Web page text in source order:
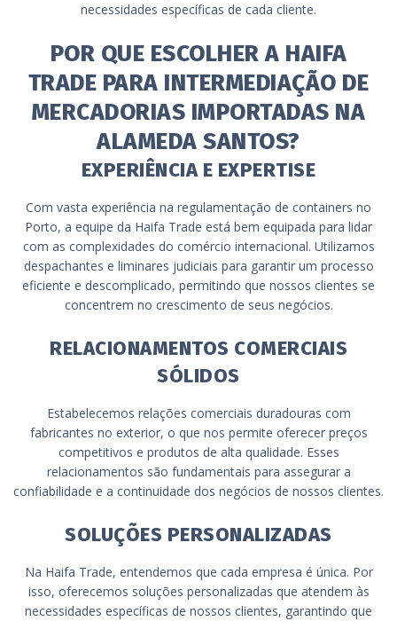
necessidades específicas de cada cliente.
POR QUE ESCOLHER A HAIFA
TRADE PARA INTERMEDIAÇÃO DE
MERCADORIAS IMPORTADAS NA
ALAMEDA SANTOS?
EXPERIÊNCIA E EXPERTISE
Com vasta experiência na regulamentação de containers no
Porto, a equipe da Haifa Trade está bem equipada para lidar
com as complexidades do comércio internacional. Utilizamos
despachantes e liminares judiciais para garantir um processo
eficiente e descomplicado, permitindo que nossos clientes se
concentrem no crescimento de seus negócios.
RELACIONAMENTOS COMERCIAIS
SÓLIDOS
Estabelecemos relações comerciais duradouras com
fabricantes no exterior, o que nos permite oferecer preços
competitivos e produtos de alta qualidade. Esses
relacionamentos são fundamentais para assegurar a
confiabilidade e a continuidade dos negócios de nossos clientes.
SOLUÇÕES PERSONALIZADAS
Na Haifa Trade, entendemos que cada empresa é única. Por
isso, oferecemos soluções personalizadas que atendem às
necessidades específicas de nossos clientes, garantindo que